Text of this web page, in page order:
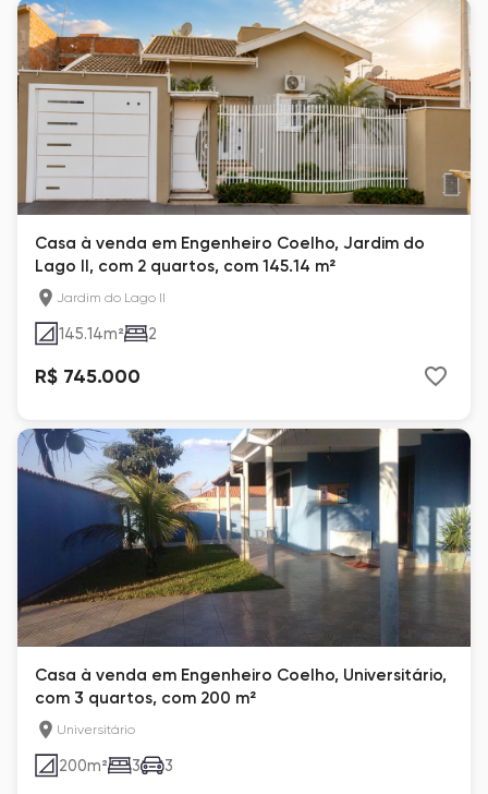
Casa à venda em Engenheiro Coelho, Jardim do
Lago II, com 2 quartos, com 145.14 m²
Jardim do Lago II
145.14m² 2
R$ 745.000
Casa à venda em Engenheiro Coelho, Universitário,
com 3 quartos, com 200 m²
Universitário
200m² 3 3